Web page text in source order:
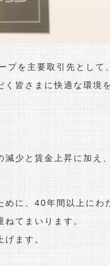
を主要取引先として
皆さまに快適な環境
少と賃金上昇に加え
に、40年間以上にわ
てまいります。
ます。